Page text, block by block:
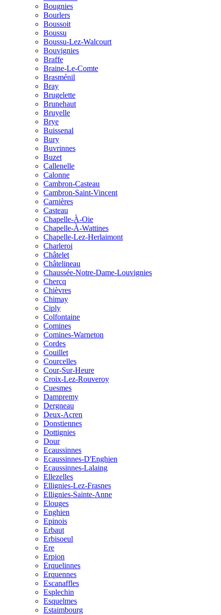
Bougnies
Bourlers
Boussoit
Boussu
Boussu-Lez-Walcourt
Bouvignies
Braffe
Braine-Le-Comte
Brasménil
Bray
Brugelette
Brunehaut
Bruyelle
Brye
Buissenal
Bury
Buvrinnes
Buzet
Callenelle
Calonne
Cambron-Casteau
Cambron-Saint-Vincent
Carnières
Casteau
Chapelle-À-Oie
Chapelle-À-Wattines
Chapelle-Lez-Herlaimont
Charleroi
Châtelet
Châtelineau
Chaussée-Notre-Dame-Louvignies
Chercq
Chièvres
Chimay
Ciply
Colfontaine
Comines
Comines-Warneton
Cordes
Couillet
Courcelles
Cour-Sur-Heure
Croix-Lez-Rouveroy
Cuesmes
Dampremy
Dergneau
Deux-Acren
Donstiennes
Dottignies
Dour
Ecaussinnes
Ecaussinnes-D'Enghien
Ecaussinnes-Lalaing
Ellezelles
Ellignies-Lez-Frasnes
Ellignies-Sainte-Anne
Elouges
Enghien
Epinois
Erbaut
Erbisoeul
Ere
Erpion
Erquelinnes
Erquennes
Escanaffles
Esplechin
Esquelmes
Estaimbourg